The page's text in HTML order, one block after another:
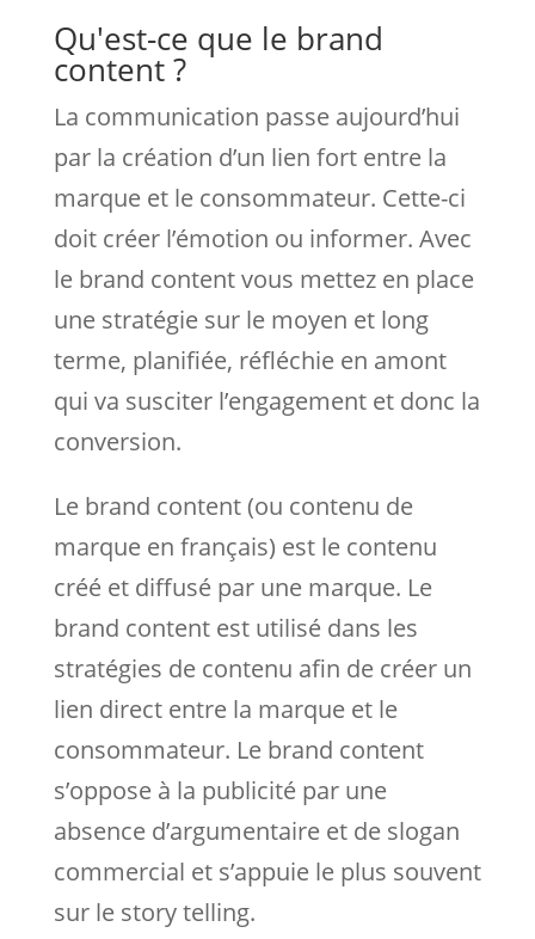
Qu'est-ce que le brand
content ?
La communication passe aujourd’hui
par la création d’un lien fort entre la
marque et le consommateur. Cette-ci
doit créer l’émotion ou informer. Avec
le brand content vous mettez en place
une stratégie sur le moyen et long
terme, planifiée, réfléchie en amont
qui va susciter l’engagement et donc la
conversion.
Le brand content (ou contenu de
marque en français) est le contenu
créé et diffusé par une marque. Le
brand content est utilisé dans les
stratégies de contenu afin de créer un
lien direct entre la marque et le
consommateur. Le brand content
s’oppose à la publicité par une
absence d’argumentaire et de slogan
commercial et s’appuie le plus souvent
sur le story telling.